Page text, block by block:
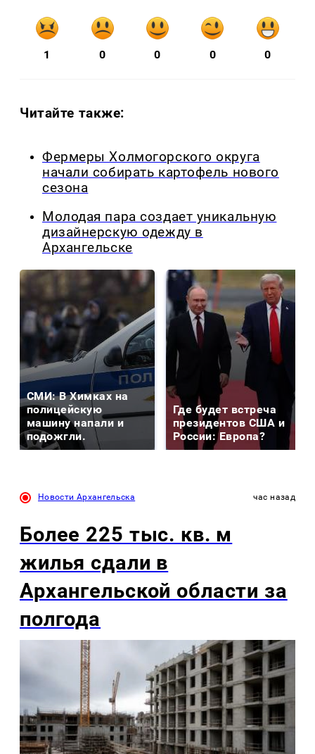
1 0 0 0 0
Читайте также:
Фермеры Холмогорского округа
начали собирать картофель нового
сезона
Молодая пара создает уникальную
дизайнерскую одежду в
Архангельске
СМИ: В Химках на
полицейскую
машину напали и
подожгли.
Где будет встреча
президентов США и
России: Европа?
Новости Архангельска час назад
Более 225 тыс. кв. м
жилья сдали в
Архангельской области за
полгода